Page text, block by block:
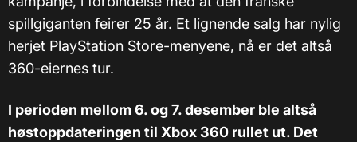
spillgiganten feirer 25 år. Et lignende salg har nylig
herjet PlayStation Store-menyene, nå er det altså
360-eiernes tur.
I perioden mellom 6. og 7. desember ble altså
høstoppdateringen til Xbox 360 rullet ut. Det